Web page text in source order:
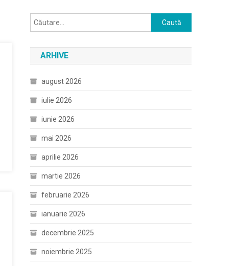
Caută
după:
ARHIVE
august 2026
iulie 2026
iunie 2026
mai 2026
aprilie 2026
martie 2026
februarie 2026
ianuarie 2026
decembrie 2025
noiembrie 2025